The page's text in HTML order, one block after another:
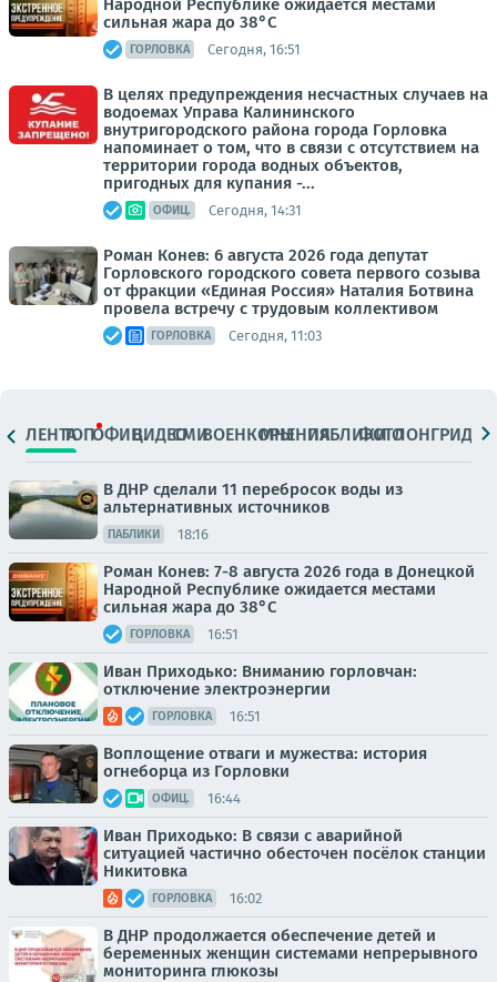
Народной Республике ожидается местами
сильная жара до 38°С
ГОРЛОВКА Сегодня, 16:51
В целях предупреждения несчастных случаев на
водоемах Управа Калининского
внутригородского района города Горловка
напоминает о том, что в связи с отсутствием на
территории города водных объектов,
пригодных для купания -...
ОФИЦ. Сегодня, 14:31
Роман Конев: 6 августа 2026 года депутат
Горловского городского совета первого созыва
от фракции «Единая Россия» Наталия Ботвина
провела встречу с трудовым коллективом
ГОРЛОВКА Сегодня, 11:03
ЛЕНТАТОПОФИЦ.ВИДЕОСМИВОЕНКОРЫМНЕНИЯПАБЛИКИ
ФОТОЛОНГРИДЫ
В ДНР сделали 11 перебросок воды из
альтернативных источников
ПАБЛИКИ 18:16
Роман Конев: 7-8 августа 2026 года в Донецкой
Народной Республике ожидается местами
сильная жара до 38°С
ГОРЛОВКА 16:51
Иван Приходько: Вниманию горловчан:
отключение электроэнергии
ГОРЛОВКА 16:51
Воплощение отваги и мужества: история
огнеборца из Горловки
ОФИЦ. 16:44
Иван Приходько: В связи с аварийной
ситуацией частично обесточен посёлок станции
Никитовка
ГОРЛОВКА 16:02
В ДНР продолжается обеспечение детей и
беременных женщин системами непрерывного
мониторинга глюкозы